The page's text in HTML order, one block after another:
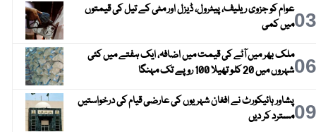
03عوام کو جزوی ریلیف، پیٹرول، ڈیزل اور مٹی کے تیل کی قیمتوں
میں کمی
06ملک بھر میں آٹے کی قیمت میں اضافہ، ایک ہفتے میں کئی
شہروں میں 20 کلو تھیلا 100 روپے تک مہنگا
09پشاور ہائیکورٹ نے افغان شہریوں کی عارضی قیام کی درخواستیں
مسترد کر دیں